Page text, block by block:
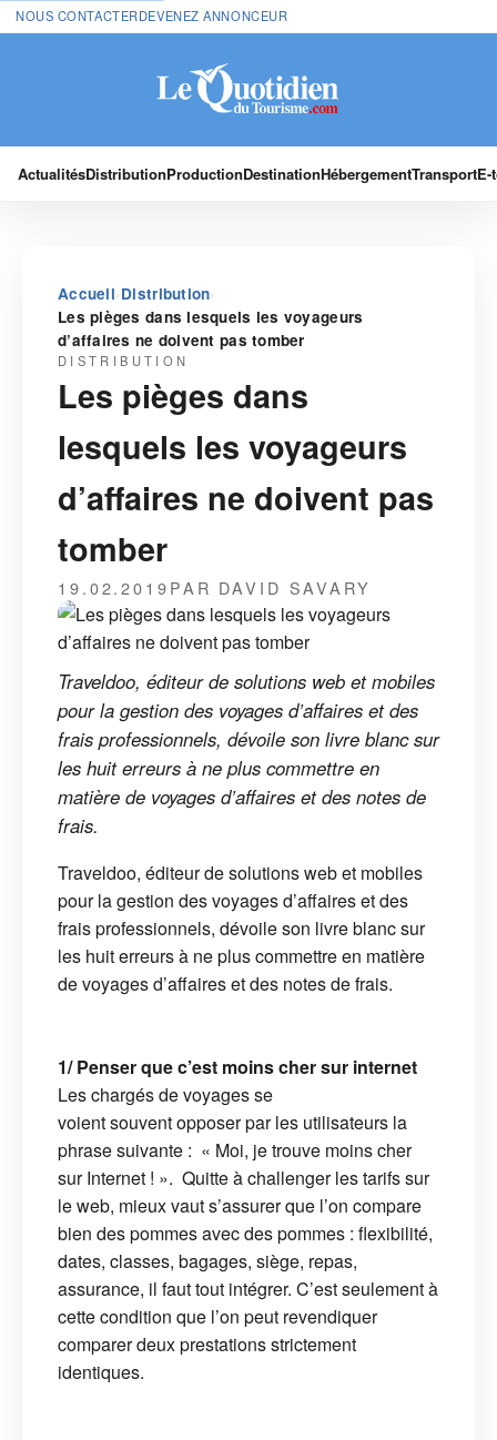
NOUS CONTACTERDEVENEZ ANNONCEUR
ActualitésDistributionProductionDestinationHébergementTransport
Accueil›Distribution›
Les pièges dans lesquels les voyageurs
d’affaires ne doivent pas tomber
DISTRIBUTION
Les pièges dans
lesquels les voyageurs
d’affaires ne doivent pas
tomber
19.02.2019PAR DAVID SAVARY
Traveldoo, éditeur de solutions web et mobiles
pour la gestion des voyages d’affaires et des
frais professionnels, dévoile son livre blanc sur
les huit erreurs à ne plus commettre en
matière de voyages d’affaires et des notes de
frais.
Traveldoo, éditeur de solutions web et mobiles
pour la gestion des voyages d’affaires et des
frais professionnels, dévoile son livre blanc sur
les huit erreurs à ne plus commettre en matière
de voyages d’affaires et des notes de frais.
1/ Penser que c’est moins cher sur internet
Les chargés de voyages se
voient souvent opposer par les utilisateurs la
phrase suivante : « Moi, je trouve moins cher
sur Internet ! ». Quitte à challenger les tarifs sur
le web, mieux vaut s’assurer que l’on compare
bien des pommes avec des pommes : flexibilité,
dates, classes, bagages, siège, repas,
assurance, il faut tout intégrer. C’est seulement à
cette condition que l’on peut revendiquer
comparer deux prestations strictement
identiques.